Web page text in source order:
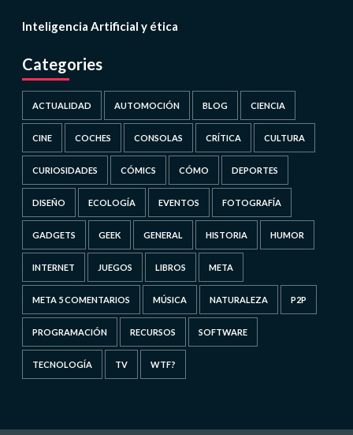
Inteligencia Artificial y ética
Categories
ACTUALIDAD AUTOMOCIÓN BLOG CIENCIA
CINE COCHES CONSOLAS CRÍTICA CULTURA
CURIOSIDADES CÓMICS CÓMO DEPORTES
DISEÑO ECOLOGÍA EVENTOS FOTOGRAFÍA
GADGETS GEEK GENERAL HISTORIA HUMOR
INTERNET JUEGOS LIBROS META
META 5 COMENTARIOS MÚSICA NATURALEZA P2P
PROGRAMACIÓN RECURSOS SOFTWARE
TECNOLOGÍA TV WTF?